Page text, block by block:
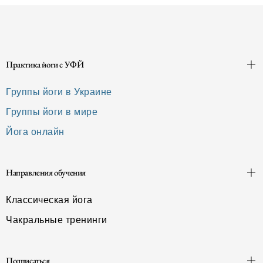
Практика йоги с УФЙ
Группы йоги в Украине
Группы йоги в мире
Йога онлайн
Направления обучения
Классическая йога
Чакральные тренинги
Подписаться